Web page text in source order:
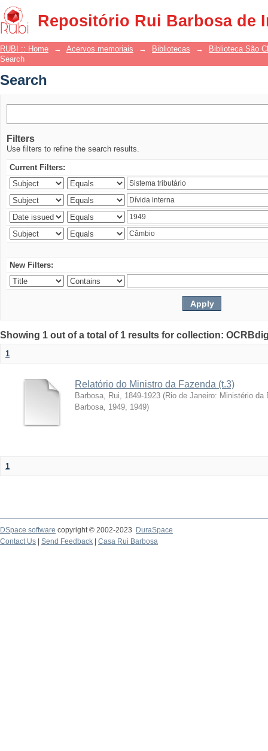
Repositório Rui Barbosa de
Search
RUBI :: Home → Acervos memoriais → Bibliotecas →
Biblioteca São
Search
Search
Filters
Use filters to refine the search results.
Current Filters:
New Filters:
Showing 1 out of a total of 1 results for collection:
1
Relatório do Ministro da Fazenda (t.3)
Barbosa, Rui, 1849-1923 (Rio de Janeiro: Ministério
Barbosa, 1949, 1949)
1
DSpace software copyright © 2002-2023
DuraSpace
Contact Us
Send Feedback Casa Rui Barbosa